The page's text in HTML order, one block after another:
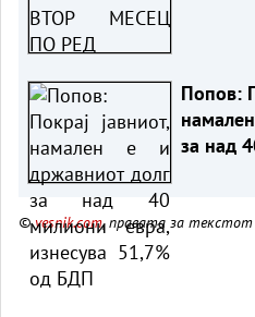
Попов: Покрај јавниот,
за над
©vesnik.com, правата за текстот